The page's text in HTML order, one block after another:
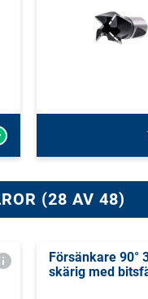
(28 AV 48)
Försänkare 90°
skärig med